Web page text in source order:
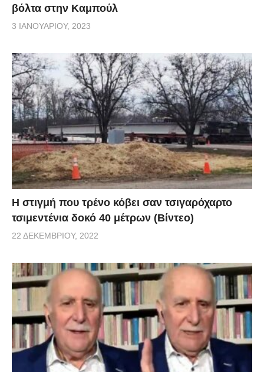
βόλτα στην Καμπούλ
3 ΙΑΝΟΥΑΡΊΟΥ, 2023
H στιγμή που τρένο κόβει σαν τσιγαρόχαρτο
τσιμεντένια δοκό 40 μέτρων (Βίντεο)
22 ΔΕΚΕΜΒΡΊΟΥ, 2022